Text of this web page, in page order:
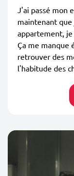
J'ai passé mon
maintenant
appartement, je
Ça me
retrouver des
l'habitude des